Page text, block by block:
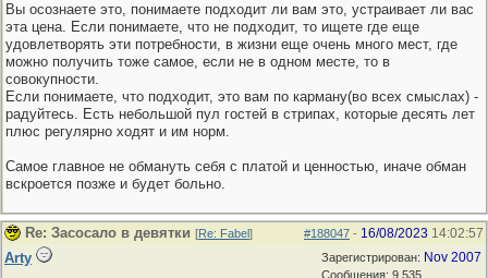
Вы осознаете это, понимаете подходит ли вам это, устраивает ли вас
эта цена. Если понимаете, что не подходит, то ищете где еще
удовлетворять эти потребности, в жизни еще очень много мест, где
можно получить тоже самое, если не в одном месте, то в
совокупности.
Если понимаете, что подходит, это вам по карману(во всех смыслах) -
радуйтесь. Есть небольшой пул гостей в стрипах, которые десять лет
плюс регулярно ходят и им норм.
Самое главное не обмануть себя с платой и ценностью, иначе обман
вскроется позже и будет больно.
#188047 - 16/08/2023 14:02:57
Re: Засосало в девятки [Re: Fabel]
Зарегистрирован: Nov 2007
Сообщения: 9,535
Arty